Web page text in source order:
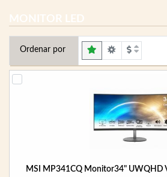
MONITOR LED
Ordenar por
MSI MP341CQ Monitor34" UWQHD